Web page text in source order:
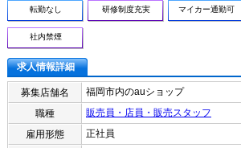
転勤なし 研修制度充実 マイカー通勤可
社内禁煙
求人情報詳細
募集店舗名
福岡市内のauショップ
職種
販売員・店員・販売スタッフ
雇用形態
正社員